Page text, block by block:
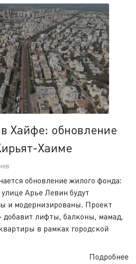
Хайфе: обновление
Хаиме
обновление жилого фонда:
Арье Левин будут
и модернизированы. Проект
лифты, балконы, мамад,
в рамках городской
Подробнее